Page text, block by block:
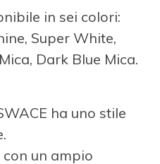
in sei colori:
Super White,
Dark Blue Mica.
ha uno stile
con un ampio